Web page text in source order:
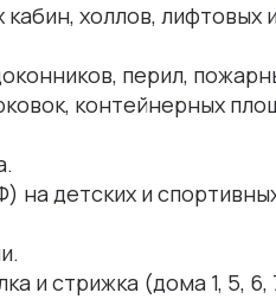
холлов, лифтовых
перил,
контейнерных
детских и
и стрижка (дома 1, 5, 6,